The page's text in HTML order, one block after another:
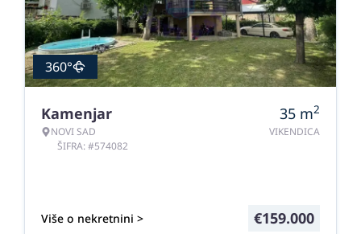
360°
Kamenjar
NOVI SAD
ŠIFRA: #574082
35 m2
VIKENDICA
Više o nekretnini > €159.000